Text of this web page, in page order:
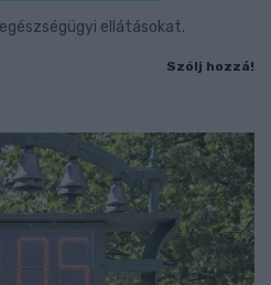
ellátásokat.
Szólj hozzá!